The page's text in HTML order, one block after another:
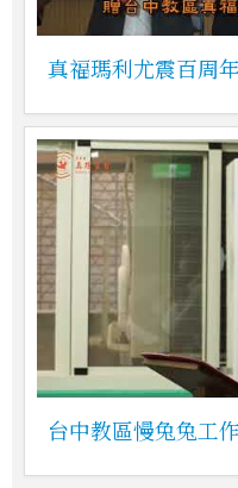
真福瑪利尤震百周
台中教區慢兔兔工